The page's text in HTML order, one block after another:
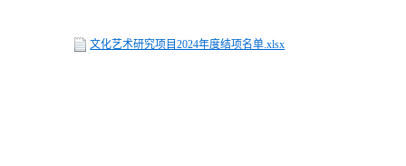
文化艺术研究项目2024年度结项名单.xlsx